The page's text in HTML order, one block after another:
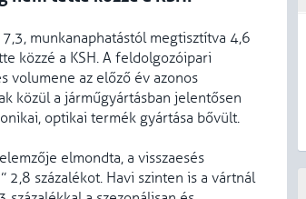
munkanaphatástól megtisztítva 4,6
közzé a KSH. A feldolgozóipari
volumene az előző év azonos
közül a járműgyártásban jelentősen
optikai termék gyártása bővült.
elmondta, a visszaesés
2,8 százalékot. Havi szinten is a vártnál